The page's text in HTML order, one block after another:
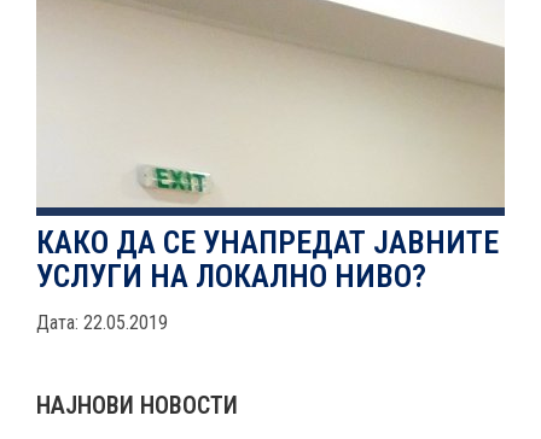
УСЛУГИ
ПОВИЦИ
КАКО ДА СЕ УНАПРЕДАТ ЈАВНИТЕ
УСЛУГИ НА ЛОКАЛНО НИВО?
Дата: 22.05.2019
НАЈНОВИ НОВОСТИ